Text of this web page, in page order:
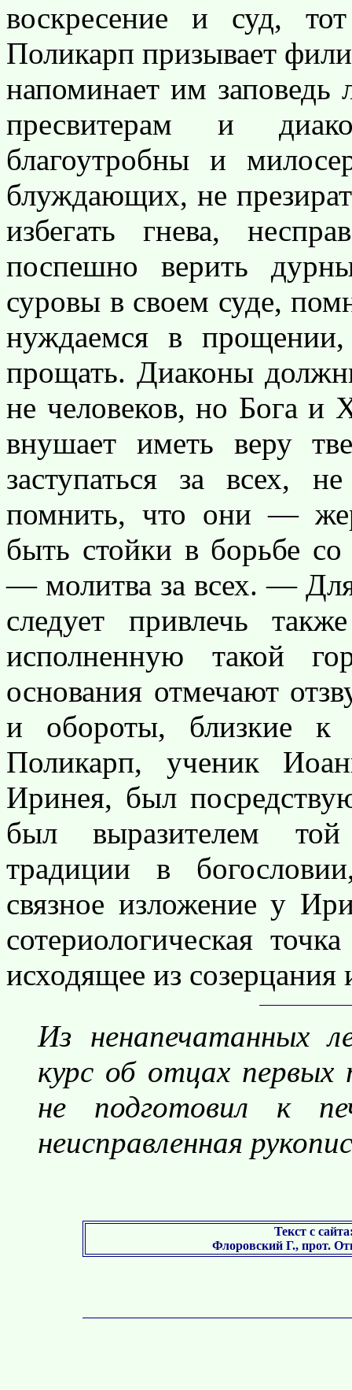
воскресение и суд,
Поликарп призывает
напоминает им заповедь
пресвитерам и
благоутробны и
блуждающих, не
избегать гнева,
поспешно верить
суровы в своем суде,
нуждаемся в
прощать. Диаконы
не человеков, но Бога и
внушает иметь веру
заступаться за всех,
помнить, что они —
быть стойки в борьбе со
— молитва за всех. — Для
следует привлечь
исполненную такой
основания отмечают
и обороты, близкие к
Поликарп, ученик
Иринея, был
был выразителем той
традиции в
связное изложение у
сотериологическая
исходящее из созерцания
Из ненапечатанных
курс об отцах первых
не подготовил к
неисправленная
Текст с
Флоровский Г., прот.